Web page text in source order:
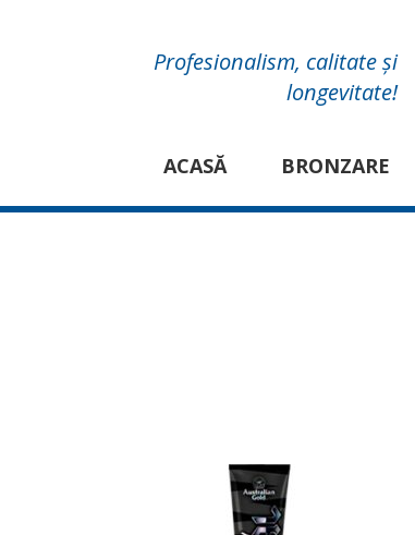
Profesionalism, calitate și
longevitate!
ACASĂ BRONZARE